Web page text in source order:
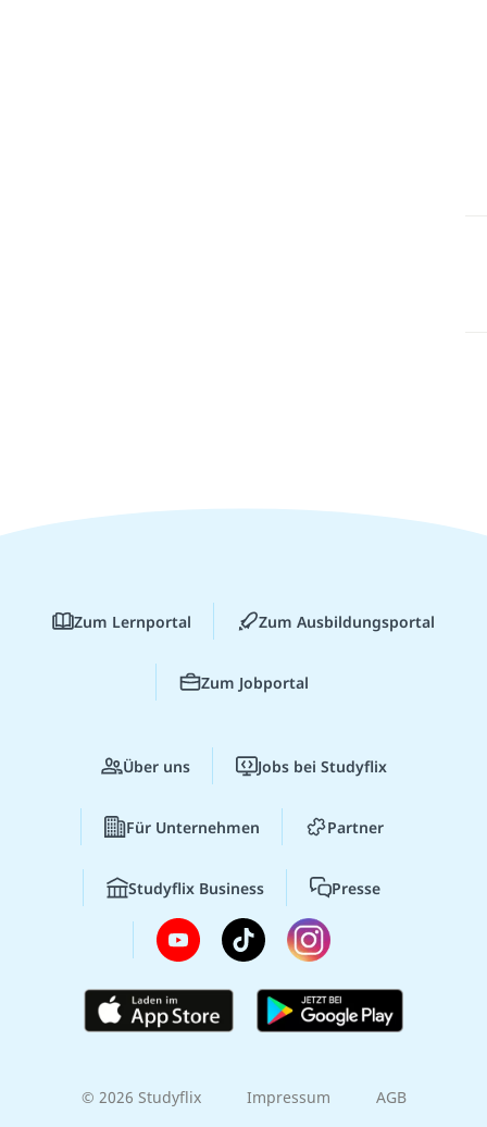
Zum Lernportal Zum Ausbildungsportal
Zum Jobportal
Über uns Jobs bei Studyflix
Für Unternehmen Partner
Studyflix Business Presse
© 2026 Studyflix Impressum AGB